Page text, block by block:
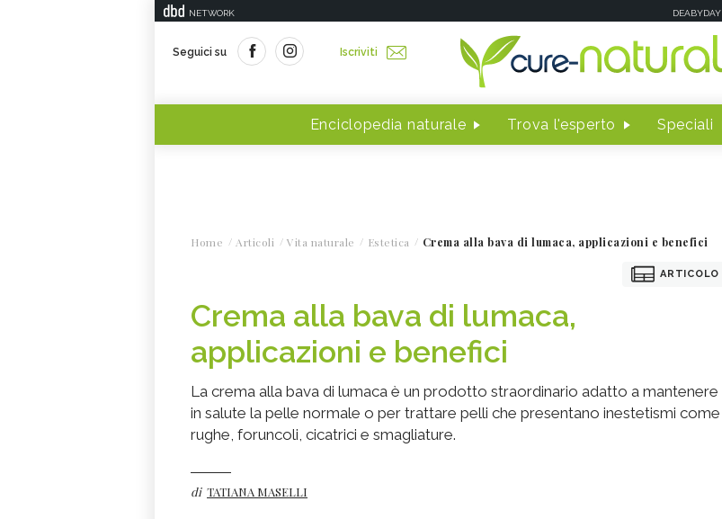
NETWORK DEABYDAY
Seguici su Iscriviti
Enciclopedia naturale Trova l'esperto Speciali
Home Articoli Vita naturale Estetica Crema alla bava di lumaca, applicazioni e benefici
ARTICOLO
Crema alla bava di lumaca,
applicazioni e benefici
La crema alla bava di lumaca è un prodotto straordinario adatto a mantenere
in salute la pelle normale o per trattare pelli che presentano inestetismi come
rughe, foruncoli, cicatrici e smagliature.
di TATIANA MASELLI